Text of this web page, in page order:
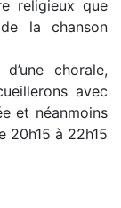
religieux que
la chanson
chorale,
avec
et néanmoins
20h15 à 22h15